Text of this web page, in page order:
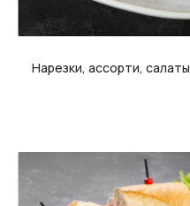
Нарезки, ассорти, салаты